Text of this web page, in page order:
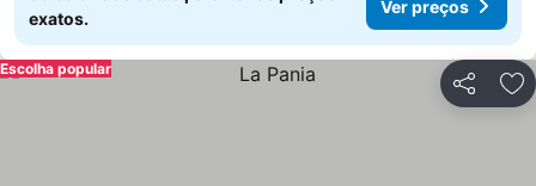
exatos.
Ver preços
Partilhar
Escolha popular